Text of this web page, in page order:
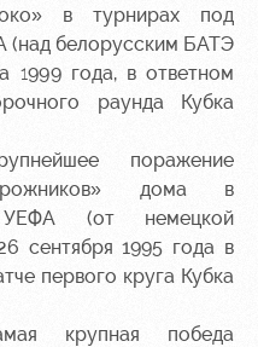
в турнирах под
(над белорусским БАТЭ
1999 года, в ответном
раунда Кубка
поражение
дома в
УЕФА (от немецкой
сентября 1995 года в
первого круга Кубка
крупная победа